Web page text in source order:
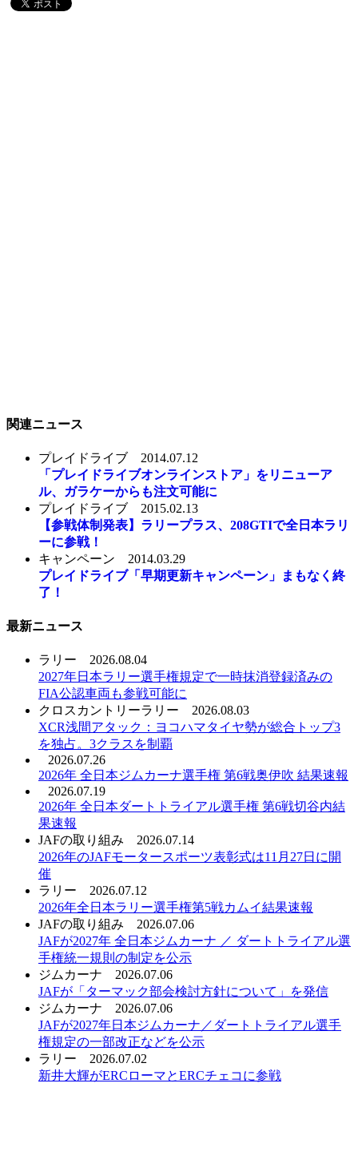
関連ニュース
プレイドライブ
2014.07.12
「プレイドライブオンラインストア」をリニューア
ル、ガラケーからも注文可能に
プレイドライブ
2015.02.13
【参戦体制発表】ラリープラス、208GTIで全日本ラリ
ーに参戦！
キャンペーン
2014.03.29
プレイドライブ「早期更新キャンペーン」まもなく終
了！
最新ニュース
ラリー
2026.08.04
2027年日本ラリー選手権規定で一時抹消登録済みの
FIA公認車両も参戦可能に
クロスカントリーラリー
2026.08.03
XCR浅間アタック：ヨコハマタイヤ勢が総合トップ3
を独占。3クラスを制覇
2026.07.26
2026年 全日本ジムカーナ選手権 第6戦奥伊吹 結果速報
2026.07.19
2026年 全日本ダートトライアル選手権 第6戦切谷内結
果速報
JAFの取り組み
2026.07.14
2026年のJAFモータースポーツ表彰式は11月27日に開
催
ラリー
2026.07.12
2026年全日本ラリー選手権第5戦カムイ結果速報
JAFの取り組み
2026.07.06
JAFが2027年 全日本ジムカーナ ／ ダートトライアル選
手権統一規則の制定を公示
ジムカーナ
2026.07.06
JAFが「ターマック部会検討方針について」を発信
ジムカーナ
2026.07.06
JAFが2027年日本ジムカーナ／ダートトライアル選手
権規定の一部改正などを公示
ラリー
2026.07.02
新井大輝がERCローマとERCチェコに参戦